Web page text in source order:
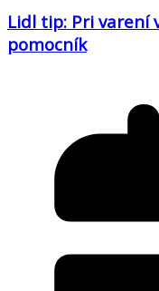
Lidl tip: Pri varení
pomocník